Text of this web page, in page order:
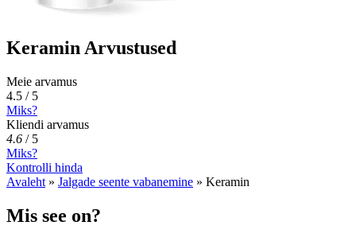
Keramin Arvustused
Meie arvamus
4.5 / 5
Miks?
Kliendi arvamus
4.6 / 5
Miks?
Kontrolli hinda
Avaleht » Jalgade seente vabanemine » Keramin
Mis see on?